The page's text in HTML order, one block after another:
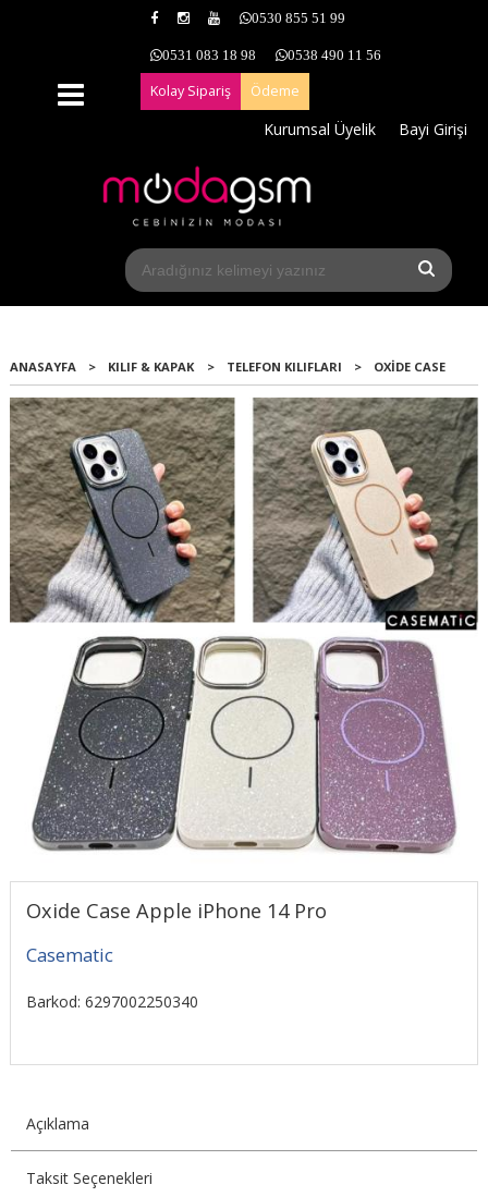
0530 855 51 99
0531 083 18 98 0538 490 11 56
Kolay Sipariş Ödeme
Kurumsal Üyelik Bayi Girişi
ANASAYFA > KILIF & KAPAK > TELEFON KILIFLARI > OXIDE CASE
Oxide Case Apple iPhone 14 Pro
Casematic
Barkod: 6297002250340
Açıklama
Taksit Seçenekleri